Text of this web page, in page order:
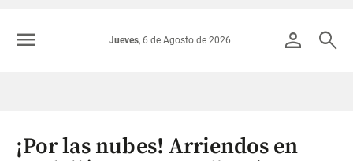
Colombia
person search
Jueves, 6 de Agosto de 2026
menu
¡Por las nubes! Arriendos en